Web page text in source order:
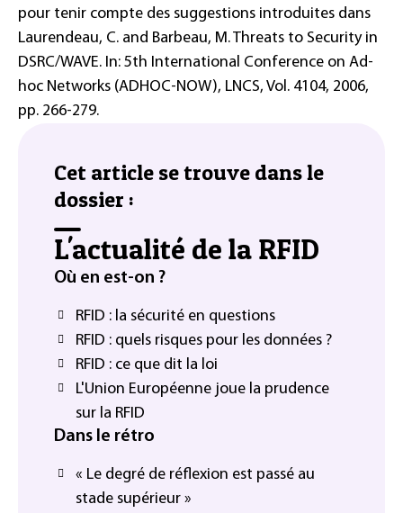
pour tenir compte des suggestions introduites dans
Laurendeau, C. and Barbeau, M. Threats to Security in
DSRC/WAVE. In: 5th International Conference on Ad-
hoc Networks (ADHOC-NOW), LNCS, Vol. 4104, 2006,
pp. 266-279.
Cet article se trouve dans le
dossier :
L'actualité de la RFID
Où en est-on ?
RFID : la sécurité en questions
RFID : quels risques pour les données ?
RFID : ce que dit la loi
L'Union Européenne joue la prudence
sur la RFID
Dans le rétro
« Le degré de réflexion est passé au
stade supérieur »